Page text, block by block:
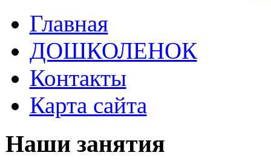
Главная
ДОШКОЛЕНОК
Контакты
Карта сайта
Наши занятия